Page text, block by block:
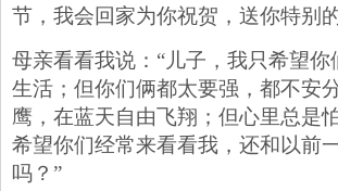
节，我会回家为你祝贺，送你特别
母亲看看我说：“儿子，我只希望
生活；但你们俩都太要强，都不安
鹰，在蓝天自由飞翔；但心里总是
希望你们经常来看看我，还和以前
吗？”